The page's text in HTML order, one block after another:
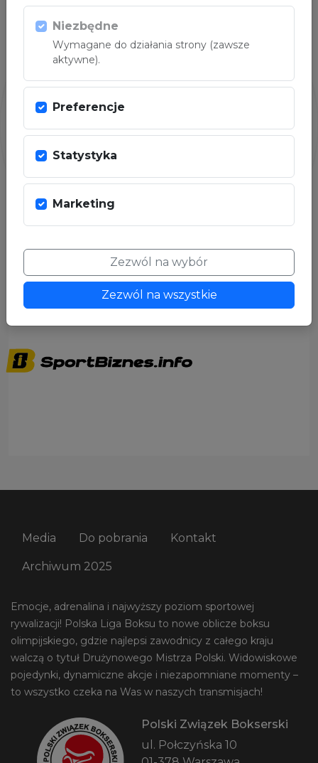
PARTNER MEDIALNY
Media Do pobrania Kontakt
Archiwum 2025
Emocje, adrenalina i najwyższy poziom sportowej
rywalizacji! Polska Liga Boksu to nowe oblicze boksu
olimpijskiego, gdzie najlepsi zawodnicy z całego kraju
walczą o tytuł Drużynowego Mistrza Polski. Widowiskowe
pojedynki, dynamiczne akcje i niezapomniane momenty –
to wszystko czeka na Was w naszych transmisjach!
Polski Związek Bokserski
ul. Połczyńska 10
Niezbędne
Wymagane do działania strony (zawsze
aktywne).
Preferencje
Statystyka
Marketing
Zezwól na wybór
Zezwól na wszystkie